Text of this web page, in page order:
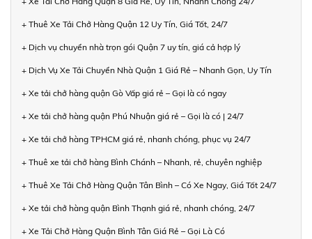
+ Thuê Xe Tải Chở Hàng Quận 12 Uy Tín, Giá Tốt, 24/7
+ Dịch vụ chuyển nhà trọn gói Quận 7 uy tín, giá cả hợp lý
+ Dịch Vụ Xe Tải Chuyển Nhà Quận 1 Giá Rẻ – Nhanh Gọn, Uy Tín
+ Xe tải chở hàng quận Gò Vấp giá rẻ – Gọi là có ngay
+ Xe tải chở hàng quận Phú Nhuận giá rẻ – Gọi là có | 24/7
+ Xe tải chở hàng TPHCM giá rẻ, nhanh chóng, phục vụ 24/7
+ Thuê xe tải chở hàng Bình Chánh – Nhanh, rẻ, chuyên nghiệp
+ Thuê Xe Tải Chở Hàng Quận Tân Bình – Có Xe Ngay, Giá Tốt 24/7
+ Xe tải chở hàng quận Bình Thạnh giá rẻ, nhanh chóng, 24/7
+ Xe Tải Chở Hàng Quận Bình Tân Giá Rẻ – Gọi Là Có